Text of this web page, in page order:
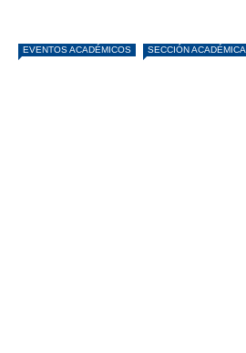
EVENTOS ACADÉMICOS SECCIÓN ACADÉMICA